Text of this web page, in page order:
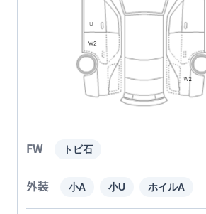
FW トビ石
外装 小A 小U ホイルA